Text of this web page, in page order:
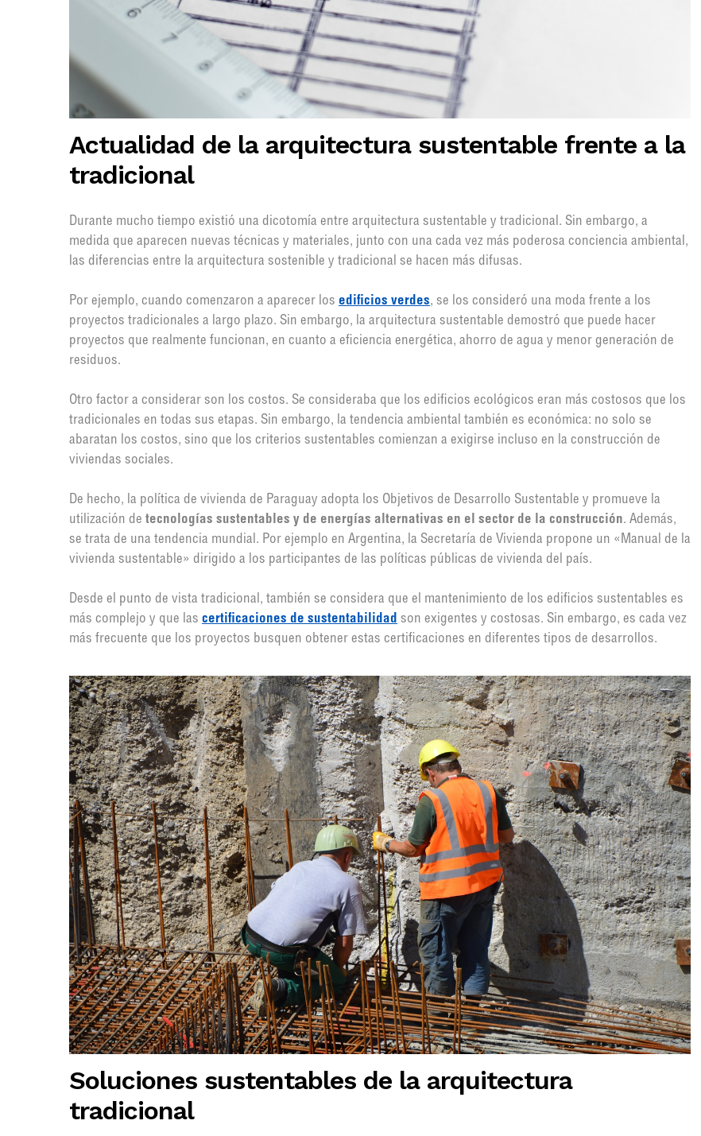
Actualidad de la arquitectura sustentable frente a la
tradicional
Durante mucho tiempo existió una dicotomía entre arquitectura sustentable y tradicional. Sin embargo, a
medida que aparecen nuevas técnicas y materiales, junto con una cada vez más poderosa conciencia ambiental,
las diferencias entre la arquitectura sostenible y tradicional se hacen más difusas.
Por ejemplo, cuando comenzaron a aparecer los edificios verdes, se los consideró una moda frente a los
proyectos tradicionales a largo plazo. Sin embargo, la arquitectura sustentable demostró que puede hacer
proyectos que realmente funcionan, en cuanto a eficiencia energética, ahorro de agua y menor generación de
residuos.
Otro factor a considerar son los costos. Se consideraba que los edificios ecológicos eran más costosos que los
tradicionales en todas sus etapas. Sin embargo, la tendencia ambiental también es económica: no solo se
abaratan los costos, sino que los criterios sustentables comienzan a exigirse incluso en la construcción de
viviendas sociales.
De hecho, la política de vivienda de Paraguay adopta los Objetivos de Desarrollo Sustentable y promueve la
utilización de tecnologías sustentables y de energías alternativas en el sector de la construcción. Además,
se trata de una tendencia mundial. Por ejemplo en Argentina, la Secretaría de Vivienda propone un «Manual de la
vivienda sustentable» dirigido a los participantes de las políticas públicas de vivienda del país.
Desde el punto de vista tradicional, también se considera que el mantenimiento de los edificios sustentables es
más complejo y que las certificaciones de sustentabilidad son exigentes y costosas. Sin embargo, es cada vez
más frecuente que los proyectos busquen obtener estas certificaciones en diferentes tipos de desarrollos.
Soluciones sustentables de la arquitectura
tradicional